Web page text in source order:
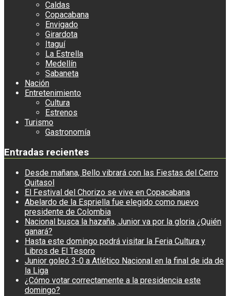
Caldas
Copacabana
Envigado
Girardota
Itaguí
La Estrella
Medellín
Sabaneta
Nación
Entretenimiento
Cultura
Estrenos
Turismo
Gastronomía
Entradas recientes
Desde mañana, Bello vibrará con las Fiestas del Cerro
Quitasol
El Festival del Chorizo se vive en Copacabana
Abelardo de la Espriella fue elegido como nuevo
presidente de Colombia
Nacional busca la hazaña, Junior va por la gloria ¿Quién
ganará?
Hasta este domingo podrá visitar la Feria Cultura y
Libros de El Tesoro
Junior goleó 3-0 a Atlético Nacional en la final de ida de
la Liga
¿Cómo votar correctamente a la presidencia este
domingo?